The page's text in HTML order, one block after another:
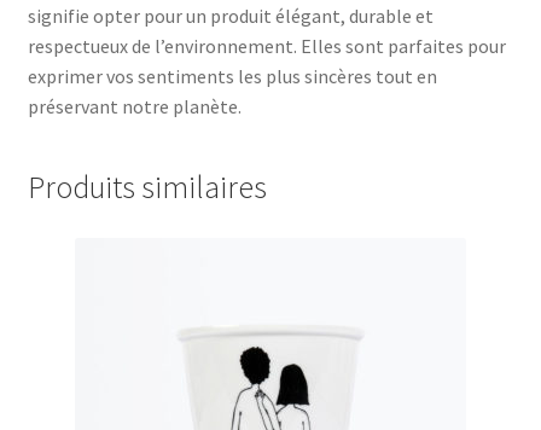
signifie opter pour un produit élégant, durable et
respectueux de l’environnement. Elles sont parfaites pour
exprimer vos sentiments les plus sincères tout en
préservant notre planète.
Produits similaires